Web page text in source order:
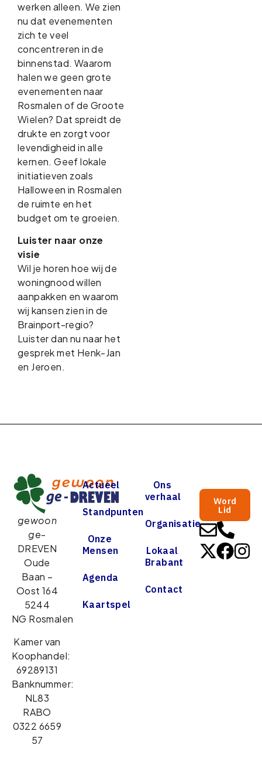
werken alleen. We zien
nu dat evenementen
zich te veel
concentreren in de
binnenstad. Waarom
halen we geen grote
evenementen naar
Rosmalen of de Groote
Wielen? Dat spreidt de
drukte en zorgt voor
levendigheid in alle
kernen. Geef lokale
initiatieven zoals
Halloween in Rosmalen
de ruimte en het
budget om te groeien.
Luister naar onze
visie
Wil je horen hoe wij de
woningnood willen
aanpakken en waarom
wij kansen zien in de
Brainport-regio?
Luister dan nu naar het
gesprek met Henk-Jan
en Jeroen.
gewoon
ge-
DREVEN
Oude
Baan –
Oost 164
5244
NG Rosmalen
Kamer van
Koophandel:
69289131
Banknummer:
NL83
RABO
0322 6659
57
Actueel
Standpunten
Onze
Mensen
Agenda
Kaartspel
Ons
verhaal
Organisatie
Lokaal
Brabant
Contact
Word
Lid